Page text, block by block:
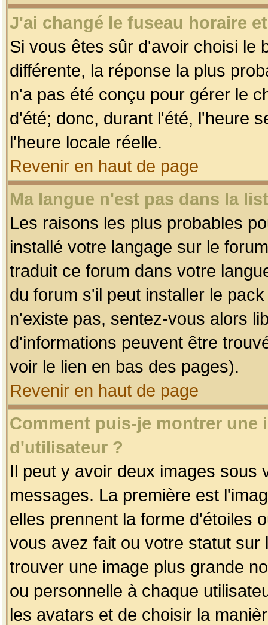
J'ai changé le fuseau horaire
Si vous êtes sûr d'avoir choisi le
différente, la réponse la plus
n'a pas été conçu pour gérer le
d'été; donc, durant l'été, l'heure
l'heure locale réelle.
Revenir en haut de page
Ma langue n'est pas dans la
Les raisons les plus probables
installé votre langage sur le
traduit ce forum dans votre
du forum s'il peut installer le
n'existe pas, sentez-vous alors
d'informations peuvent être
voir le lien en bas des pages).
Revenir en haut de page
Comment puis-je montrer une
d'utilisateur ?
Il peut y avoir deux images sous
messages. La première est
elles prennent la forme d'étoiles
vous avez fait ou votre statut
trouver une image plus grande
ou personnelle à chaque
les avatars et de choisir la